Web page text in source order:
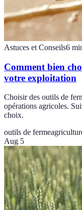
Astuces et Conseils6
Comment bien
votre exploitation
Choisir des outils de
opérations agricoles.
choix.
outils de ferme
Aug 5